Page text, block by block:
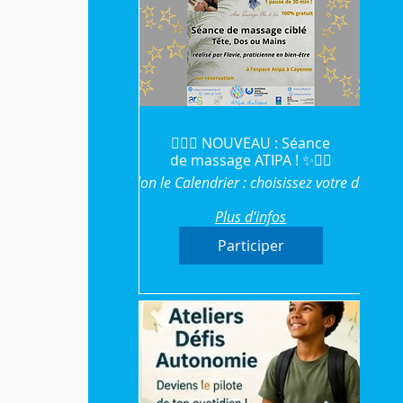
💆‍♀️✨ NOUVEAU : Séance
de massage ATIPA ! ✨💆‍♂️
Selon le Calendrier : choisissez votre date
Plus d'infos
Participer